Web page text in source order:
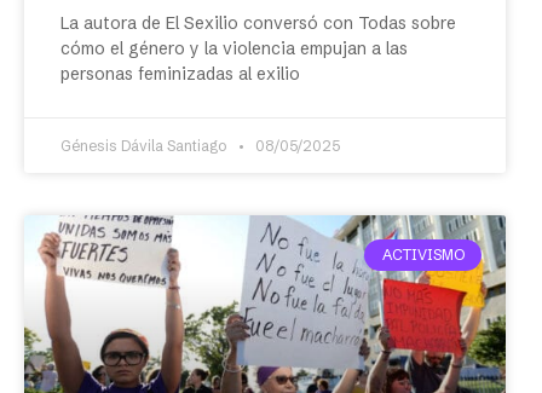
La autora de El Sexilio conversó con Todas sobre
cómo el género y la violencia empujan a las
personas feminizadas al exilio
Génesis Dávila Santiago 08/05/2025
ACTIVISMO